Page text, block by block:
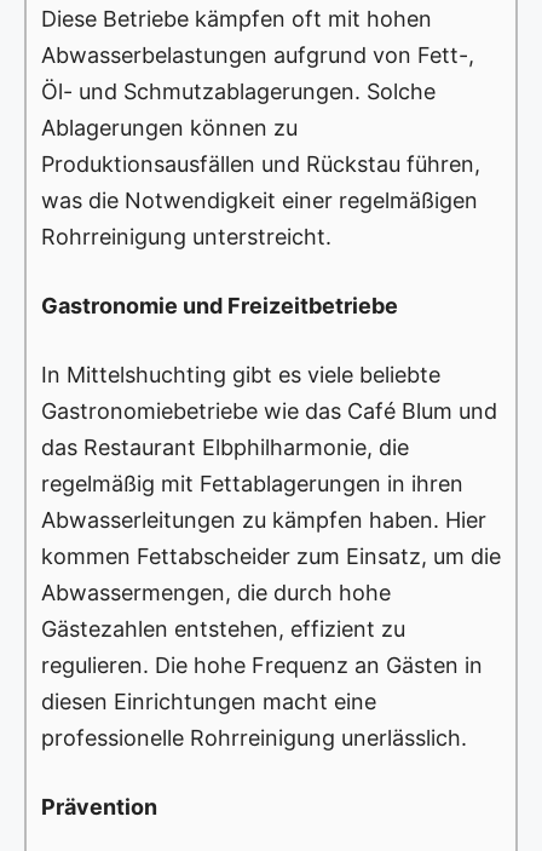
Diese Betriebe kämpfen oft mit hohen
Abwasserbelastungen aufgrund von Fett-,
Öl- und Schmutzablagerungen. Solche
Ablagerungen können zu
Produktionsausfällen und Rückstau führen,
was die Notwendigkeit einer regelmäßigen
Rohrreinigung unterstreicht.
Gastronomie und Freizeitbetriebe
In Mittelshuchting gibt es viele beliebte
Gastronomiebetriebe wie das Café Blum und
das Restaurant Elbphilharmonie, die
regelmäßig mit Fettablagerungen in ihren
Abwasserleitungen zu kämpfen haben. Hier
kommen Fettabscheider zum Einsatz, um die
Abwassermengen, die durch hohe
Gästezahlen entstehen, effizient zu
regulieren. Die hohe Frequenz an Gästen in
diesen Einrichtungen macht eine
professionelle Rohrreinigung unerlässlich.
Prävention